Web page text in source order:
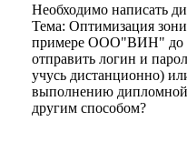
Необходимо написать
Тема: Оптимизация
примере ООО"ВИН" до
отправить логин и
учусь дистанционно)
выполнению дипломной
другим способом?